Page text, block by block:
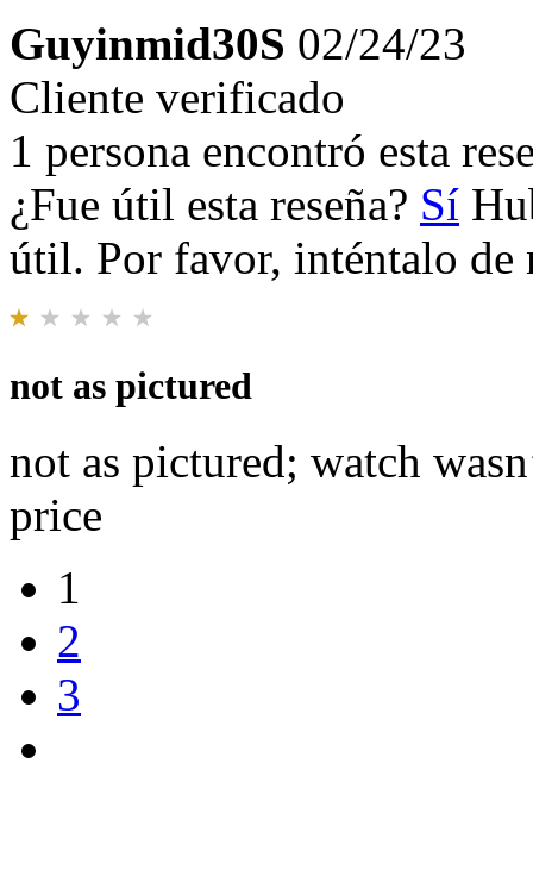
Guyinmid30S 02/24/23
Cliente verificado
1 persona encontró esta
¿Fue útil esta reseña? Sí
útil. Por favor, inténtalo de
not as pictured
not as pictured; watch
price
1
2
3